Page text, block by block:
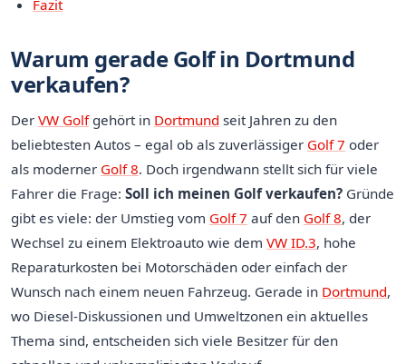
Fazit
Warum gerade Golf in Dortmund
verkaufen?
Der VW Golfgehört in Dortmund seit Jahren zu den
beliebtesten Autos – egal ob als zuverlässiger Golf 7 oder
als moderner Golf 8. Doch irgendwann stellt sich für viele
Fahrer die Frage: Soll ich meinen Golf verkaufen? Gründe
gibt es viele: der Umstieg vom Golf 7 auf den Golf 8, der
Wechsel zu einem Elektroauto wie dem VW ID.3, hohe
Reparaturkosten bei Motorschäden oder einfach der
Wunsch nach einem neuen Fahrzeug. Gerade in Dortmund,
wo Diesel-Diskussionen und Umweltzonen ein aktuelles
Thema sind, entscheiden sich viele Besitzer für den